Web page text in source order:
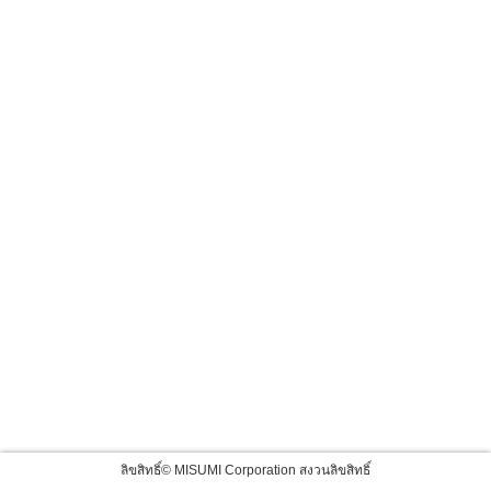
ลิขสิทธิ์© MISUMI Corporation สงวนลิขสิทธิ์